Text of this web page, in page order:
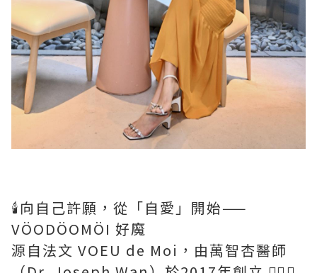
🕯️向自己許願，從「自愛」開始——
VÖODÖOMÖI 好魔
源自法文 VOEU de Moi，由萬智杏醫師